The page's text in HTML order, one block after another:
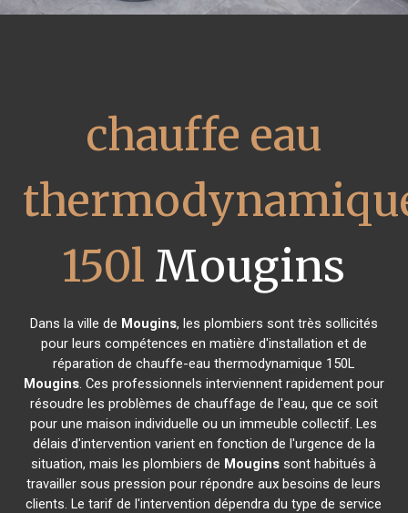
chauffe eau
150l Mougins
Dans la ville de Mougins, les plombiers sont très sollicités
pour leurs compétences en matière d'installation et de
réparation de chauffe-eau thermodynamique 150L
Mougins. Ces professionnels interviennent rapidement pour
résoudre les problèmes de chauffage de l'eau, que ce soit
pour une maison individuelle ou un immeuble collectif. Les
délais d'intervention varient en fonction de l'urgence de la
situation, mais les plombiers de Mougins sont habitués à
travailler sous pression pour répondre aux besoins de leurs
clients. Le tarif de l'intervention dépendra du type de service